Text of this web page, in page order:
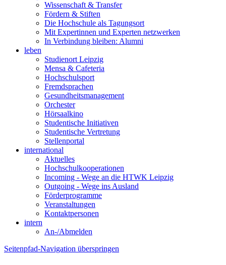
Wissenschaft & Transfer
Fördern & Stiften
Die Hochschule als Tagungsort
Mit Expertinnen und Experten netzwerken
In Verbindung bleiben: Alumni
leben
Studienort Leipzig
Mensa & Cafeteria
Hochschulsport
Fremdsprachen
Gesundheitsmanagement
Orchester
Hörsaalkino
Studentische Initiativen
Studentische Vertretung
Stellenportal
international
Aktuelles
Hochschulkooperationen
Incoming - Wege an die HTWK Leipzig
Outgoing - Wege ins Ausland
Förderprogramme
Veranstaltungen
Kontaktpersonen
intern
An-/Abmelden
Seitenpfad-Navigation überspringen